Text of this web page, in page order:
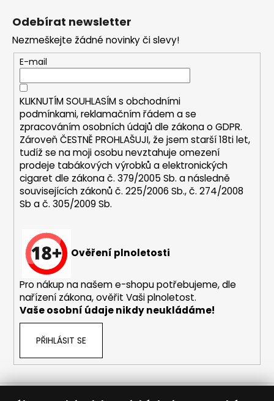
p
r
v
k
y
v
ý
p
i
s
u
í
Odebírat newsletter
Nezmeškejte žádné novinky či slevy!
E-mail
KLIKNUTÍM SOUHLASÍM s obchodními
podmínkami,reklamačním řádem a se
zpracováním osobních údajů dle zákona oGDPR.
Zároveň ČESTNĚ PROHLAŠUJI, že jsem starší 18ti let,
tudíž se na moji osobu nevztahuje omezení
prodeje tabákových výrobků a elektronických
cigaret dle zákona č. 379/2005 Sb. a následně
souvisejících zákonů č. 225/2006 Sb., č. 274/2008
Sb a č. 305/2009 Sb.
Ověření plnoletosti
Pro nákup na našem e-shopu potřebujeme, dle
nařízení zákona, ověřit Vaši plnoletost.
Vaše osobní údaje nikdy neukládáme!
PŘIHLÁSIT SE